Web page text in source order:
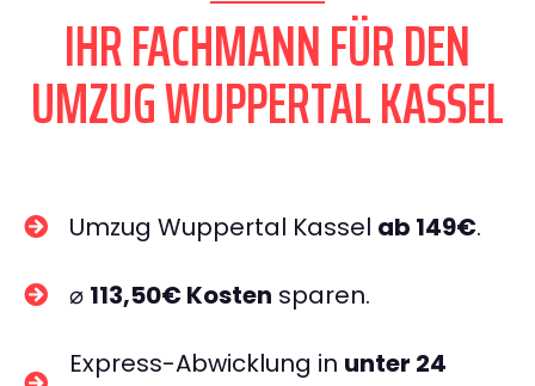
IHR FACHMANN FÜR DEN
UMZUG WUPPERTAL KASSEL
Umzug Wuppertal Kassel ab 149€.
⌀ 113,50€ Kosten sparen.
Express-Abwicklung in unter 24